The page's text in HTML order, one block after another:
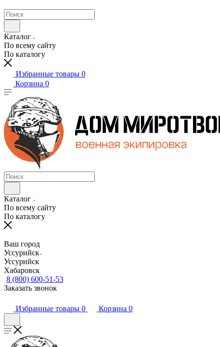
Каталог
По всему сайту
По каталогу
Избранные товары 0
Корзина 0
Каталог
По всему сайту
По каталогу
Ваш город
Уссурийск
Уссурийск
Хабаровск
8 (800) 600-51-53
Заказать звонок
Избранные товары 0 Корзина 0